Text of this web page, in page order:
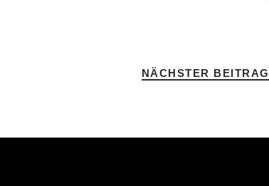
NÄCHSTER BEITRAG